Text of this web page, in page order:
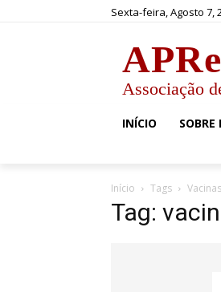
Sexta-feira, Agosto 7,
Associação
INÍCIO SOBRE
Início Tags Vacinas
Tag: